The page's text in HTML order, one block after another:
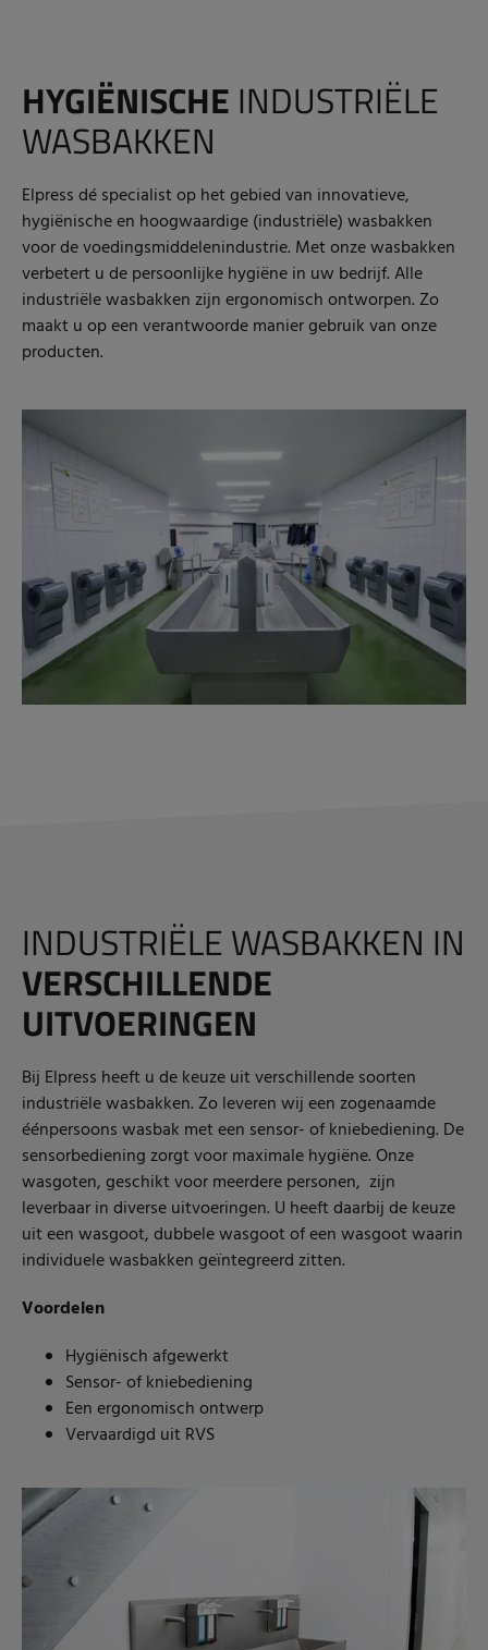
HYGIËNISCHE INDUSTRIËLE
WASBAKKEN
Elpress dé specialist op het gebied van innovatieve,
hygiënische en hoogwaardige (industriële) wasbakken
voor de voedingsmiddelenindustrie. Met onze wasbakken
verbetert u de persoonlijke hygiëne in uw bedrijf. Alle
industriële wasbakken zijn ergonomisch ontworpen. Zo
maakt u op een verantwoorde manier gebruik van onze
producten.
INDUSTRIËLE WASBAKKEN IN
VERSCHILLENDE
UITVOERINGEN
Bij Elpress heeft u de keuze uit verschillende soorten
industriële wasbakken. Zo leveren wij een zogenaamde
éénpersoons wasbak met een sensor- of kniebediening. De
sensorbediening zorgt voor maximale hygiëne. Onze
wasgoten, geschikt voor meerdere personen, zijn
leverbaar in diverse uitvoeringen. U heeft daarbij de keuze
uit een wasgoot, dubbele wasgoot of een wasgoot waarin
individuele wasbakken geïntegreerd zitten.
Voordelen
Hygiënisch afgewerkt
Sensor- of kniebediening
Een ergonomisch ontwerp
Vervaardigd uit RVS